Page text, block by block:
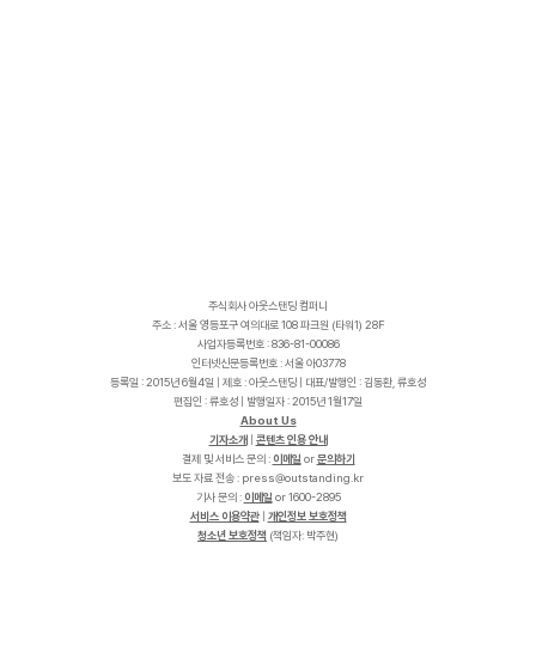
주식회사 아웃스탠딩 컴퍼니
주소 : 서울 영등포구 여의대로 108 파크원 (타워1) 28F
사업자등록번호 : 836-81-00086
인터넷신문등록번호 : 서울 아03778
등록일 : 2015년 6월4일 | 제호 : 아웃스탠딩 | 대표/발행인 : 김동환, 류호성
편집인 : 류호성 | 발행일자 : 2015년 1월17일
About Us
기자소개
콘텐츠 인용 안내
결제 및 서비스 문의 : 이메일 or문의하기
보도 자료 전송 :
r
k
.
g
n
i
d
n
a
t
s
t
u
o
@
s
s
e
r
p
기사 문의 : 이메일 or 1600-2895
서비스 이용약관| 개인정보 보호정책
청소년 보호정책 (책임자: 박주현)